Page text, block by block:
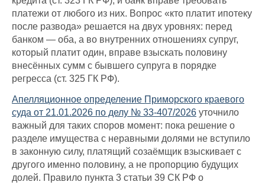
платежи от любого из них. Вопрос «кто платит ипотеку
после развода» решается на двух уровнях: перед
банком — оба, а во внутренних отношениях супруг,
который платит один, вправе взыскать половину
внесённых сумм с бывшего супруга в порядке
регресса (ст. 325 ГК РФ).
Апелляционное определение Приморского краевого
суда от 21.01.2026 по делу № 33-407/2026 уточнило
важный для таких споров момент: пока решение о
разделе имущества с неравными долями не вступило
в законную силу, платящий созаёмщик взыскивает с
другого именно половину, а не пропорцию будущих
долей. Правило пункта 3 статьи 39 СК РФ о